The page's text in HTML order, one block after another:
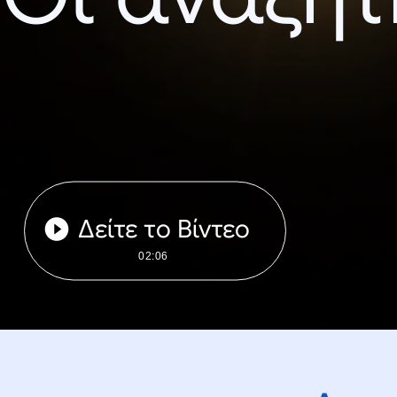
Δείτε το Βίντεο
02:06